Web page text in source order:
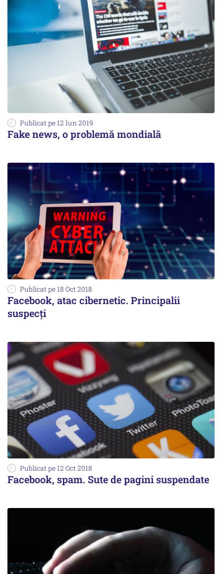
Publicat pe 12 Iun 2019
Fake news, o problemă mondială
Publicat pe 18 Oct 2018
Facebook, atac cibernetic. Principalii
suspecți
Publicat pe 12 Oct 2018
Facebook, spam. Sute de pagini suspendate